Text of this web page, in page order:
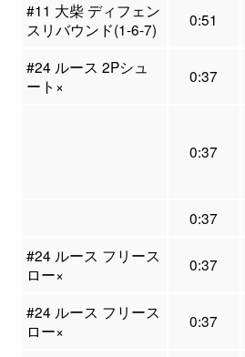
#11 大柴 ディフェン
スリバウンド(1-6-7)
0:51
#24 ルース 2Pシュ
ート×
0:37
0:37
0:37
#24 ルース フリース
ロー×
0:37
#24 ルース フリース
ロー×
0:37